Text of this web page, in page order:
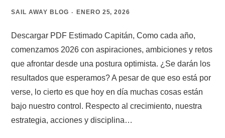
SAIL AWAY BLOG ENERO 25, 2026
Descargar PDF Estimado Capitán, Como cada año,
comenzamos 2026 con aspiraciones, ambiciones y retos
que afrontar desde una postura optimista. ¿Se darán los
resultados que esperamos? A pesar de que eso está por
verse, lo cierto es que hoy en día muchas cosas están
bajo nuestro control. Respecto al crecimiento, nuestra
estrategia, acciones y disciplina…